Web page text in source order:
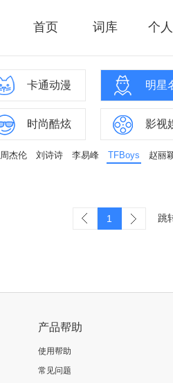
首页 词库 个
卡通动漫 明星
时尚酷炫 影视
周杰伦 刘诗诗 李易峰 TFBoys 赵丽
1 跳
产品帮助
使用帮助
常见问题